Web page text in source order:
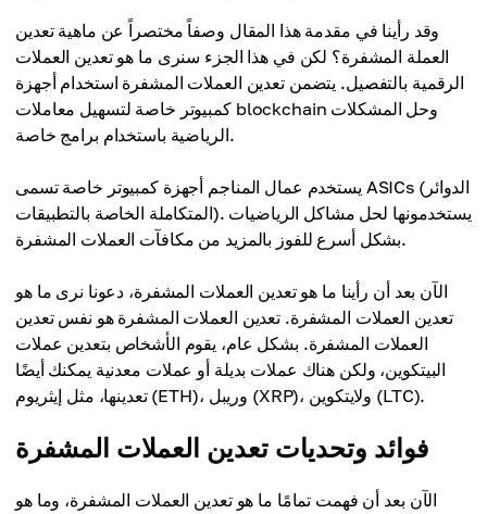
وقد رأينا في مقدمة هذا المقال وصفاً مختصراً عن ماهية تعدين
العملة المشفرة؟ لكن في هذا الجزء سنرى ما هو تعدين العملات
الرقمية بالتفصيل. يتضمن تعدين العملات المشفرة استخدام أجهزة
كمبيوتر خاصة لتسهيل معاملات blockchain وحل المشكلات
الرياضية باستخدام برامج خاصة.
يستخدم عمال المناجم أجهزة كمبيوتر خاصة تسمى ASICs (الدوائر
المتكاملة الخاصة بالتطبيقات). يستخدمونها لحل مشاكل الرياضيات
بشكل أسرع للفوز بالمزيد من مكافآت العملات المشفرة.
الآن بعد أن رأينا ما هو تعدين العملات المشفرة، دعونا نرى ما هو
تعدين العملات المشفرة. تعدين العملات المشفرة هو نفس تعدين
العملات المشفرة. بشكل عام، يقوم الأشخاص بتعدين عملات
البيتكوين، ولكن هناك عملات بديلة أو عملات معدنية يمكنك أيضًا
تعدينها، مثل إيثريوم (ETH)، وريبل (XRP)، ولايتكوين (LTC).
فوائد وتحديات تعدين العملات المشفرة
الآن بعد أن فهمت تمامًا ما هو تعدين العملات المشفرة، وما هو